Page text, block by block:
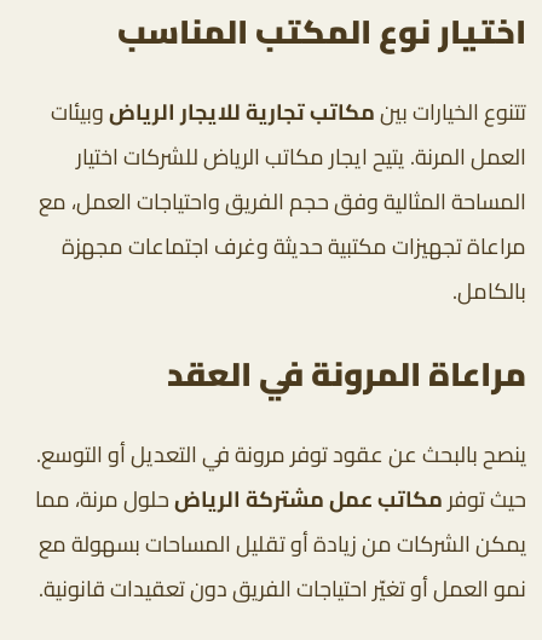
اختيار نوع المكتب المناسب
تتنوع الخيارات بينمكاتب تجارية للايجار الرياضوبيئات
العمل المرنة. يتيح ايجار مكاتب الرياض للشركات اختيار
المساحة المثالية وفق حجم الفريق واحتياجات العمل، مع
مراعاة تجهيزات مكتبية حديثة وغرف اجتماعات مجهزة
بالكامل.
مراعاة المرونة في العقد
ينصح بالبحث عن عقود توفر مرونة في التعديل أو التوسع.
حيث توفرمكاتب عمل مشتركة الرياضحلول مرنة، مما
يمكن الشركات من زيادة أو تقليل المساحات بسهولة مع
نمو العمل أو تغيّر احتياجات الفريق دون تعقيدات قانونية.